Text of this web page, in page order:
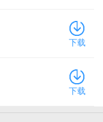
下载
下载